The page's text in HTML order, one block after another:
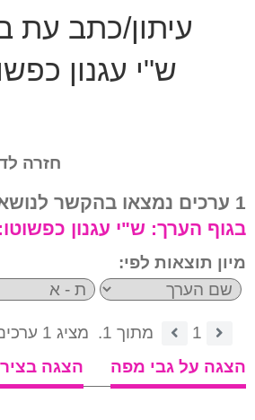
עיתון/כתב עת
ש"י עגנון
חזרה
1 ערכים נמצאו בהקשר לנושא:
בגוף הערך: ש"י עגנון
מיון תוצאות לפי:
1 מתוך 1.
מציג 1 ערכים.
הצגה על גבי מפה
הצגה בציר